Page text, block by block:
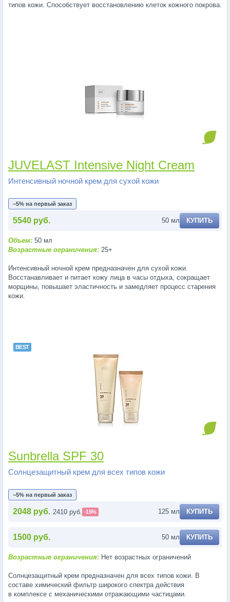
типов кожи. Способствует восстановлению клеток кожного покрова.
JUVELAST Intensive Night Cream
Интенсивный ночной крем для сухой кожи
−5% на первый заказ
5540 руб. 50 мл КУПИТЬ
Объем: 50 мл
Возрастные ограничения: 25+
Интенсивный ночной крем предназначен для сухой кожи.
Восстанавливает и питает кожу лица в часы отдыха, сокращает
морщины, повышает эластичность и замедляет процесс старения
кожи.
Sunbrella SPF 30
Солнцезащитный крем для всех типов кожи
−5% на первый заказ
2048 руб. 2410 руб. -15% 125 мл КУПИТЬ
1500 руб. 50 мл КУПИТЬ
Возрастные ограничения: Нет возрастных ограничений
Солнцезащитный крем предназначен для всех типов кожи. В
составе химический фильтр широкого спектра действия
в комплексе с механическими отражающими частицами.